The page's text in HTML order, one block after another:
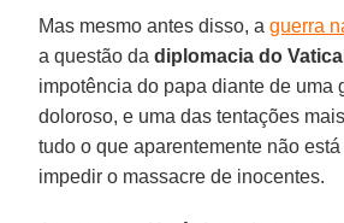
Mas mesmo antes disso, aguerra
a questão da diplomacia do
impotência do papa diante de uma
doloroso, e uma das tentações
tudo o que aparentemente não
impedir o massacre de inocentes.